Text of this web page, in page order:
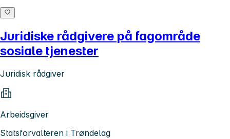
Juridiske rådgivere på fagområde
sosiale tjenester
Juridisk rådgiver
Arbeidsgiver
Statsforvalteren i Trøndelag